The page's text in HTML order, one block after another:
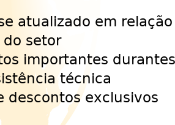
atualizado em
setor
importantes
técnica
descontos exclusivos